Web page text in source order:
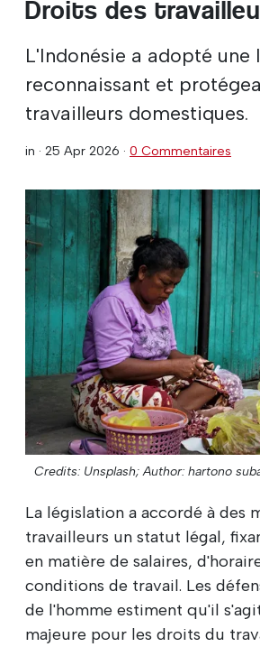
Droits des
L'Indonésie a adopté une
reconnaissant et
travailleurs domestiques.
in · 25 Apr 2026 · 0 Commentaires
Credits: Unsplash; Author: hartono
La législation a accordé à des
travailleurs un statut légal,
en matière de salaires,
conditions de travail. Les
de l'homme estiment qu'il
majeure pour les droits du